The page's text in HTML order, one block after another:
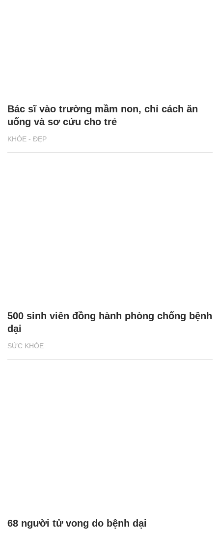
KHỎE - ĐẸP
Bác sĩ vào trường mầm non, chỉ cách ăn
uống và sơ cứu cho trẻ
SỨC KHỎE
500 sinh viên đồng hành phòng chống bệnh
dại
68 người tử vong do bệnh dại